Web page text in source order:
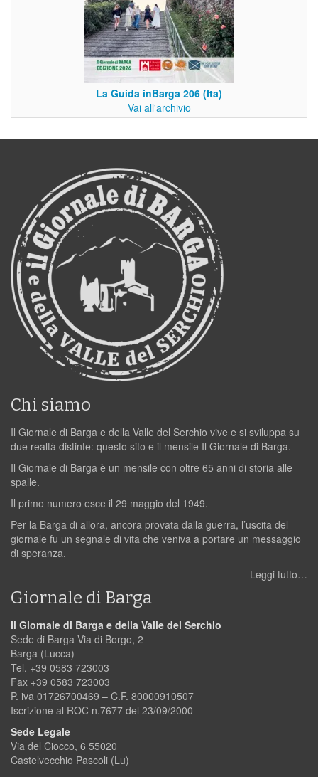
La Guida inBarga 206 (Ita)
Vai all'archivio
Chi siamo
Il Giornale di Barga e della Valle del Serchio vive e si sviluppa su
due realtà distinte: questo sito e il mensile Il Giornale di Barga.
Il Giornale di Barga è un mensile con oltre 65 anni di storia alle
spalle.
Il primo numero esce il 29 maggio del 1949.
Per la Barga di allora, ancora provata dalla guerra, l’uscita del
giornale fu un segnale di vita che veniva a portare un messaggio
di speranza.
Leggi tutto…
Giornale di Barga
Il Giornale di Barga e della Valle del Serchio
Sede di Barga Via di Borgo, 2
Barga (Lucca)
Tel. +39 0583 723003
Fax +39 0583 723003
P. iva 01726700469 – C.F. 80000910507
Iscrizione al ROC n.7677 del 23/09/2000
Sede Legale
Via del Ciocco, 6 55020
Castelvecchio Pascoli (Lu)